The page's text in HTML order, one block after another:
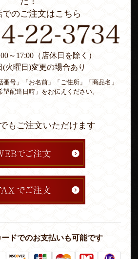
でのご注文はこちら
～17:00（店休日を除く）
火曜日)変更の場合あり
番号」「お名前」「ご住所」「商品名」
望配達日時」をお伝えください。
もご注文いただけます
ドでのお支払いも可能です